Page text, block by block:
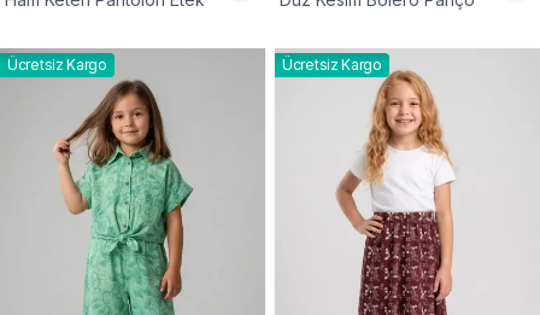
Ücretsiz Kargo Ücretsiz Kargo